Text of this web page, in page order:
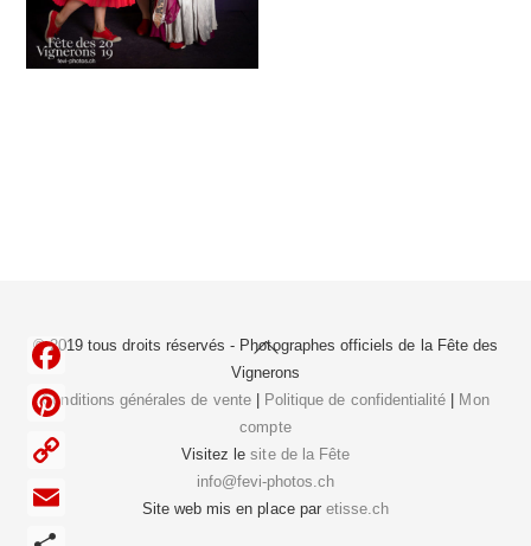
Back
To
Top
© 2019 tous droits réservés - Photographes officiels de la Fête des
Vignerons
Conditions générales de vente| Politique de confidentialité
Mon
compte
Visitez lesite de la Fête
info@fevi-photos.ch
Site web mis en place par etisse.ch
F
c
e
C